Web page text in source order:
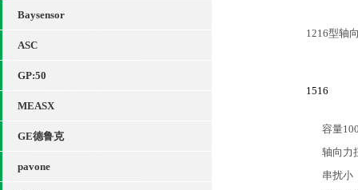
Baysensor
ASC
GP:50
MEASX
GE德鲁克
pavone
1216型轴
1516
容量
轴向力
串扰小